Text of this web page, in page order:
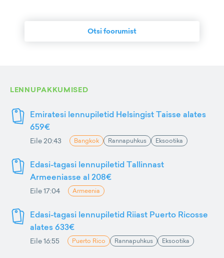
Otsi foorumist
LENNUPAKKUMISED
Emiratesi lennupiletid Helsingist Taisse alates
659€
Eile 20:43 Bangkok Rannapuhkus Eksootika
Edasi-tagasi lennupiletid Tallinnast
Armeeniasse al 208€
Eile 17:04 Armeenia
Edasi-tagasi lennupiletid Riiast Puerto Ricosse
alates 633€
Eile 16:55 Puerto Rico Rannapuhkus Eksootika